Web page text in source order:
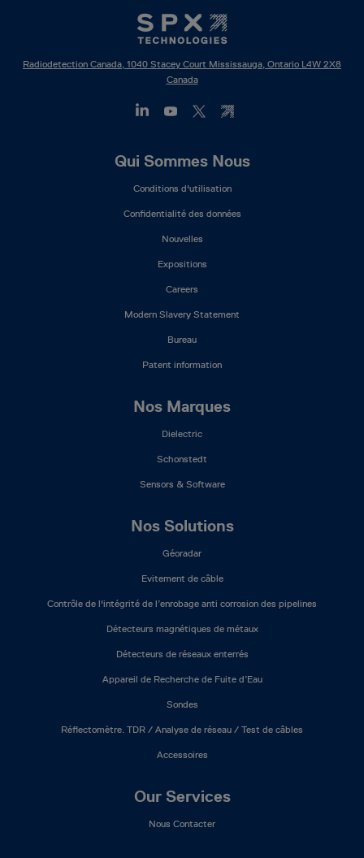
Radiodetection Canada, 1040 Stacey Court Mississauga, Ontario L4W 2X8
Canada
Qui Sommes Nous
Conditions d'utilisation
Confidentialité des données
Nouvelles
Expositions
Careers
Modern Slavery Statement
Bureau
Patent information
Nos Marques
Dielectric
Schonstedt
Sensors & Software
Nos Solutions
Géoradar
Evitement de câble
Contrôle de l'intégrité de l’enrobage anti corrosion des pipelines
Détecteurs magnétiques de métaux
Détecteurs de réseaux enterrés
Appareil de Recherche de Fuite d’Eau
Sondes
Réflectomètre. TDR / Analyse de réseau / Test de câbles
Accessoires
Our Services
Nous Contacter